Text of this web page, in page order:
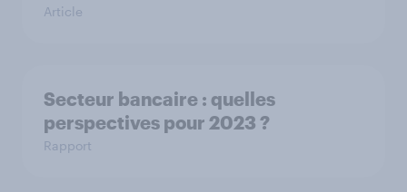
Article
Secteur bancaire : quelles
perspectives pour 2023 ?
Rapport